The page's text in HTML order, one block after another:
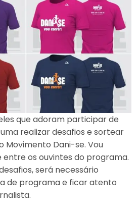
que adoram participar de
realizar desafios e sortear
Movimento Dani-se. Vou
os ouvintes do programa.
será necessário
de programa e ficar atento